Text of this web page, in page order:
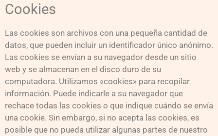
Cookies
Las cookies son archivos con una pequeña cantidad de
datos, que pueden incluir un identificador único anónimo.
Las cookies se envían a su navegador desde un sitio
web y se almacenan en el disco duro de su
computadora. Utilizamos «cookies» para recopilar
información. Puede indicarle a su navegador que
rechace todas las cookies o que indique cuándo se envía
una cookie. Sin embargo, si no acepta las cookies, es
posible que no pueda utilizar algunas partes de nuestro